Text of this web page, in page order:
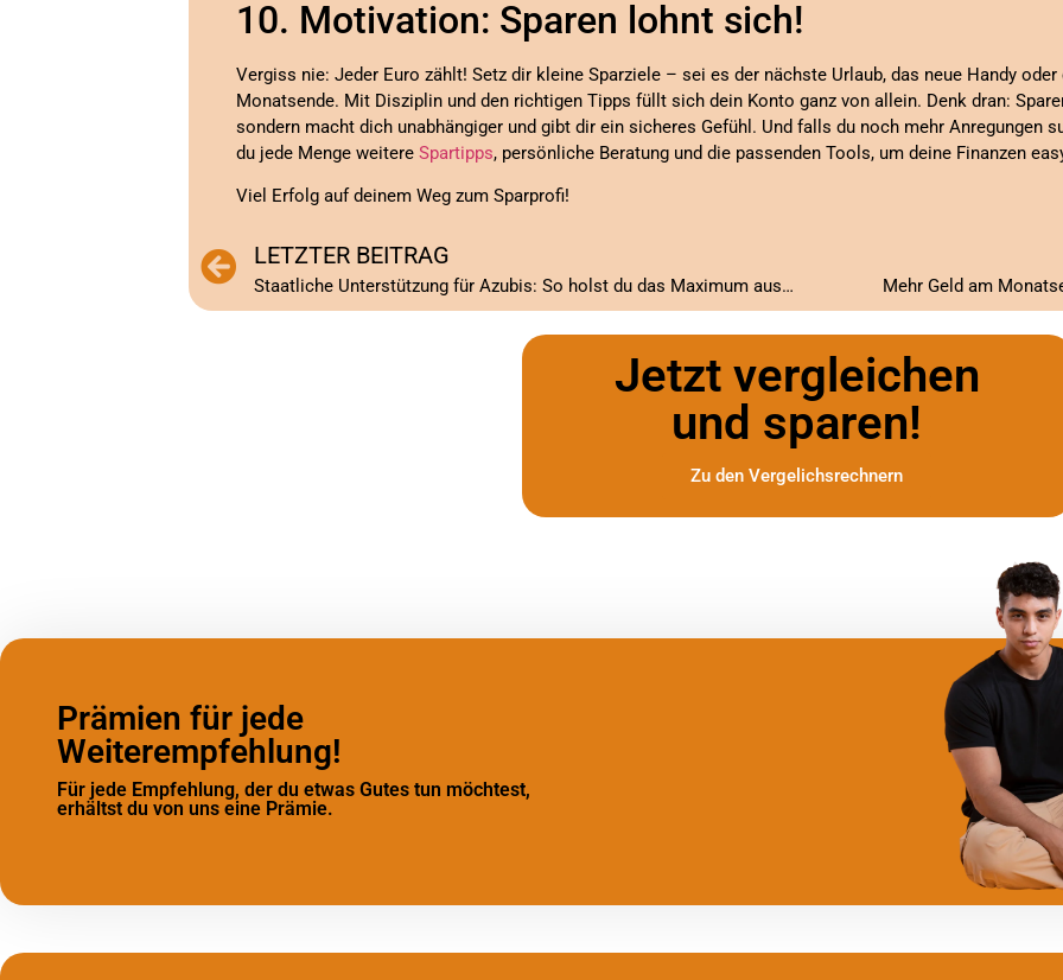
10. Motivation: Sparen lohnt sich!
Vergiss nie: Jeder Euro zählt! Setz dir kleine Sparziele – sei es der nächste Urlaub, das neue Handy
Monatsende. Mit Disziplin und den richtigen Tipps füllt sich dein Konto ganz von allein. Denk dran:
sondern macht dich unabhängiger und gibt dir ein sicheres Gefühl. Und falls du noch mehr Anregungen
du jede Menge weitere Spartipps, persönliche Beratung und die passenden Tools, um deine Finanzen
Viel Erfolg auf deinem Weg zum Sparprofi!
LETZTER BEITRAG
Staatliche Unterstützung für Azubis: So holst du das Maximum aus deiner Ausbildung! Mehr Geld am
Jetzt vergleichen
und sparen!
Zu den Vergelichsrechnern
Prämien für jede
Weiterempfehlung!
Für jede Empfehlung, der du etwas Gutes tun möchtest,
erhältst du von uns eine Prämie.